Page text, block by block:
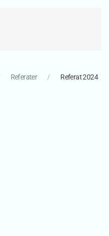
Referater Referat 2024